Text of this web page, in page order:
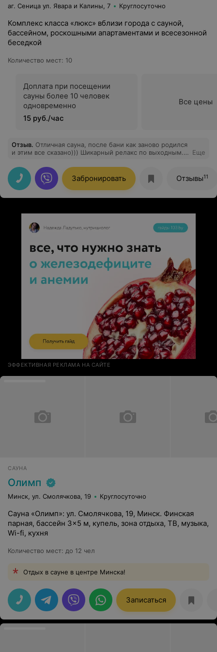
аг. Сеница ул. Явара и Калины, 7 Круглосуточно
Комплекс класса «люкс» вблизи города с сауной,
бассейном, роскошными апартаментами и всесезонной
беседкой
Количество мест: 10
Доплата при посещении
сауны более 10 человек
одновременно
15 руб./час
Все цены
Отзыв. Отличная сауна, после бани как заново родился
и этим все сказано))) Шикарный релакс по выходным.
сауну всем знакомым)
Еще
Забронировать Отзывы11
ЭФФЕКТИВНАЯ РЕКЛАМА НА САЙТЕ
САУНА
Олимп
Минск, ул. Смолячкова, 19 Круглосуточно
Сауна «Олимп»: ул. Смолячкова, 19, Минск. Финская
парная, бассейн 3×5 м, купель, зона отдыха, ТВ, музыка,
Wi-fi, кухня
Количество мест: до 12 чел
Отдых в сауне в центре Минска!
Записаться